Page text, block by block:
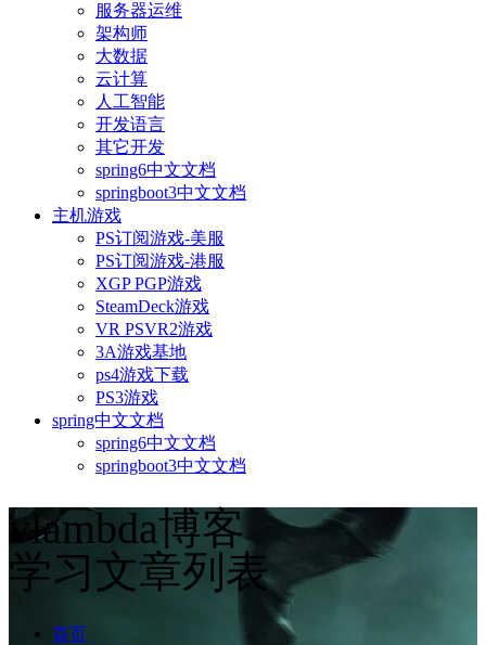
服务器运维
架构师
大数据
云计算
人工智能
开发语言
其它开发
spring6中文文档
springboot3中文文档
主机游戏
PS订阅游戏-美服
PS订阅游戏-港服
XGP PGP游戏
SteamDeck游戏
VR PSVR2游戏
3A游戏基地
ps4游戏下载
PS3游戏
spring中文文档
spring6中文文档
springboot3中文文档
vlambda博客
学习文章列表
首页